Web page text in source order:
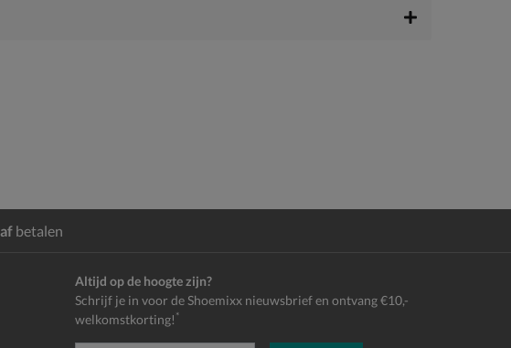
betalen
Altijd op de hoogte zijn?
Schrijf je in voor de Shoemixx nieuwsbrief en ontvang €10,-
welkomstkorting! *